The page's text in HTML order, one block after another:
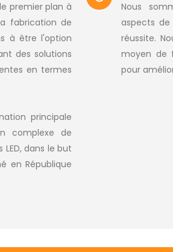
premier plan à
fabrication de
à être l'option
des solutions
en termes
principale
complexe de
dans le but
en République
Nous
aspects
réussite.
moyen de
pour